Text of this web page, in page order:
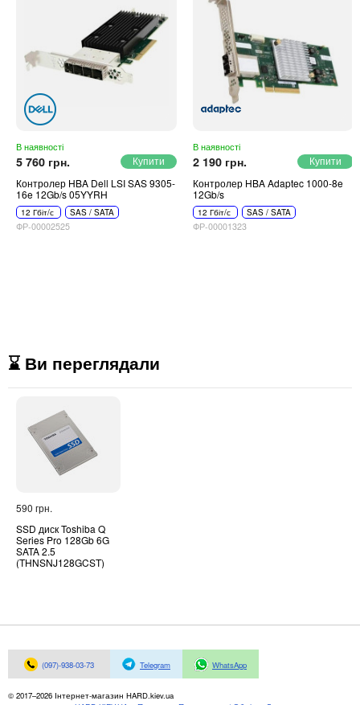
В наявності
5 760 грн.
Контролер HBA Dell LSI SAS 9305-
16e 12Gb/s 05YYRH
12 Гбіт/с SAS / SATA
ФР-00002525
В наявності
2 190 грн.
Контролер HBA Adaptec 1000-8e
12Gb/s
12 Гбіт/с SAS / SATA
ФР-00001323
⌛ Ви переглядали
590 грн.
SSD диск Toshiba Q
Series Pro 128Gb 6G
SATA 2.5
(THNSNJ128GCST)
(097)-938-03-73 Telegram WhatsApp
© 2017–2026 Інтернет-магазин HARD.kiev.ua